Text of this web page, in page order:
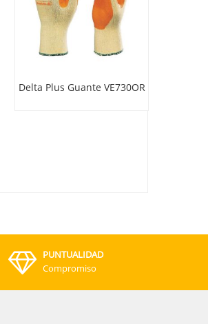
Delta Plus Guante VE730OR
PUNTUALIDAD
Compromiso